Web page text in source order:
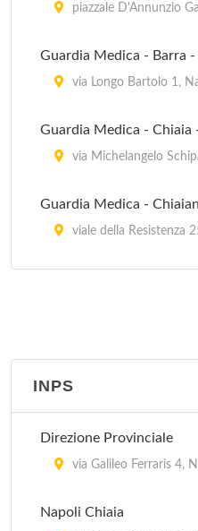
piazzale D'Annunzio
Guardia Medica - Barra
via Longo Bartolo 1,
Guardia Medica - Chiaia
via Michelangelo
Guardia Medica -
viale della Resistenza
via Carlo de Marco 4,
Guardia Medica Turistica
INPS
Direzione Provinciale
via Galileo Ferraris 4,
Napoli Chiaia